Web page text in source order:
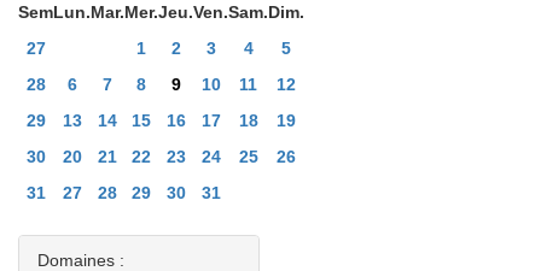
SemLun.Mar.Mer.Jeu.Ven.Sam.Dim.
27
1 2 3 4
5
28
6 7 8 9 10 11
12
29
13 14 15 16 17 18
19
30
20 21 22 23 24 25
26
31
27 28 29 30 31
Domaines :